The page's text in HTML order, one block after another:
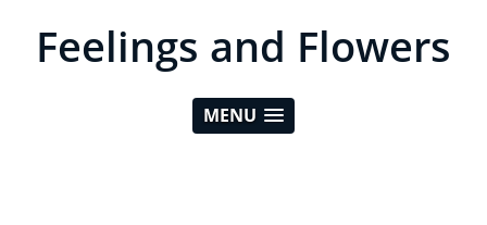
Feelings and Flowers
MENU